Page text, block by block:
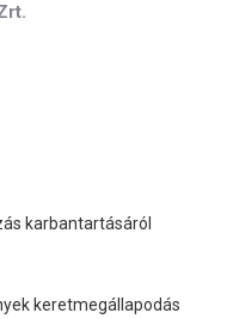
karbantartásáról
keretmegállapodás